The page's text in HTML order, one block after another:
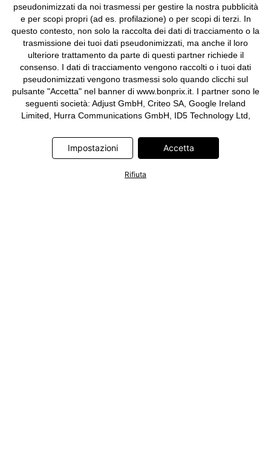
pseudonimizzati da noi trasmessi per gestire la nostra pubblicità
e per scopi propri (ad es. profilazione) o per scopi di terzi. In
questo contesto, non solo la raccolta dei dati di tracciamento o la
trasmissione dei tuoi dati pseudonimizzati, ma anche il loro
ulteriore trattamento da parte di questi partner richiede il
consenso. I dati di tracciamento vengono raccolti o i tuoi dati
pseudonimizzati vengono trasmessi solo quando clicchi sul
pulsante "Accetta" nel banner di www.bonprix.it. I partner sono le
seguenti società: Adjust GmbH, Criteo SA, Google Ireland
Limited, Hurra Communications GmbH, ID5 Technology Ltd,
Limited, Pinterest Europe Limited, RTB-House GmbH, TikTok
Information Technologies UK Limited. Ulteriori informazioni sul
informativa privacy e cookie
Impostazioni Accetta
Rifiuta